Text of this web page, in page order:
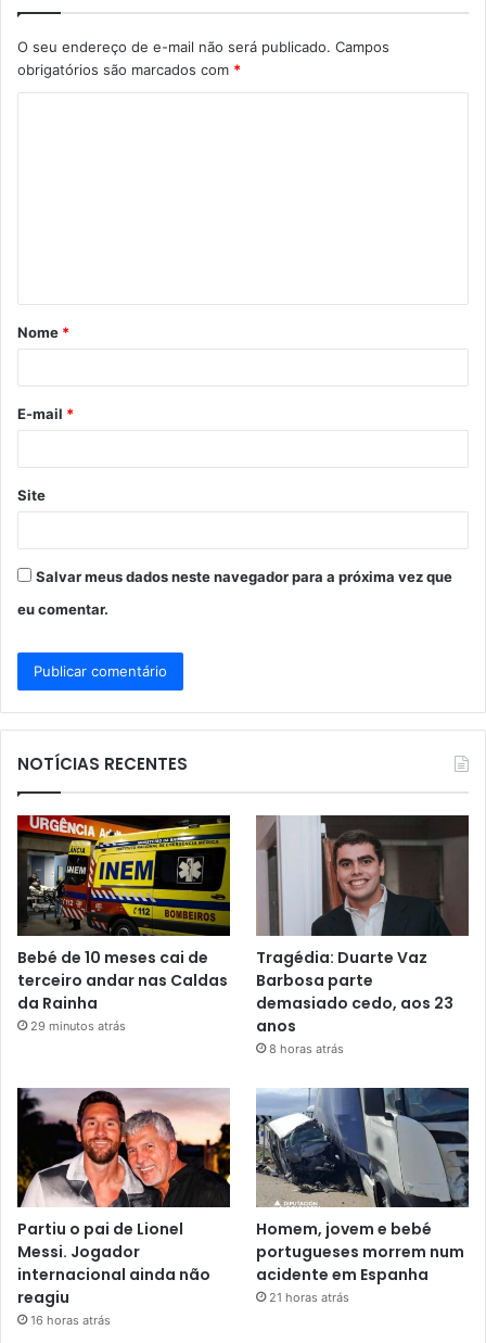
O seu endereço de e-mail não será publicado. Campos
obrigatórios são marcados com *
á
r
*
Nome *
E-mail *
Site
Salvar meus dados neste navegador para a próxima vez que
eu comentar.
NOTÍCIAS RECENTES
Bebé de 10 meses cai de
terceiro andar nas Caldas
da Rainha
29 minutos atrás
Tragédia: Duarte Vaz
Barbosa parte
demasiado cedo, aos 23
anos
8 horas atrás
Partiu o pai de Lionel
Messi. Jogador
internacional ainda não
reagiu
16 horas atrás
Homem, jovem e bebé
portugueses morrem num
acidente em Espanha
21 horas atrás